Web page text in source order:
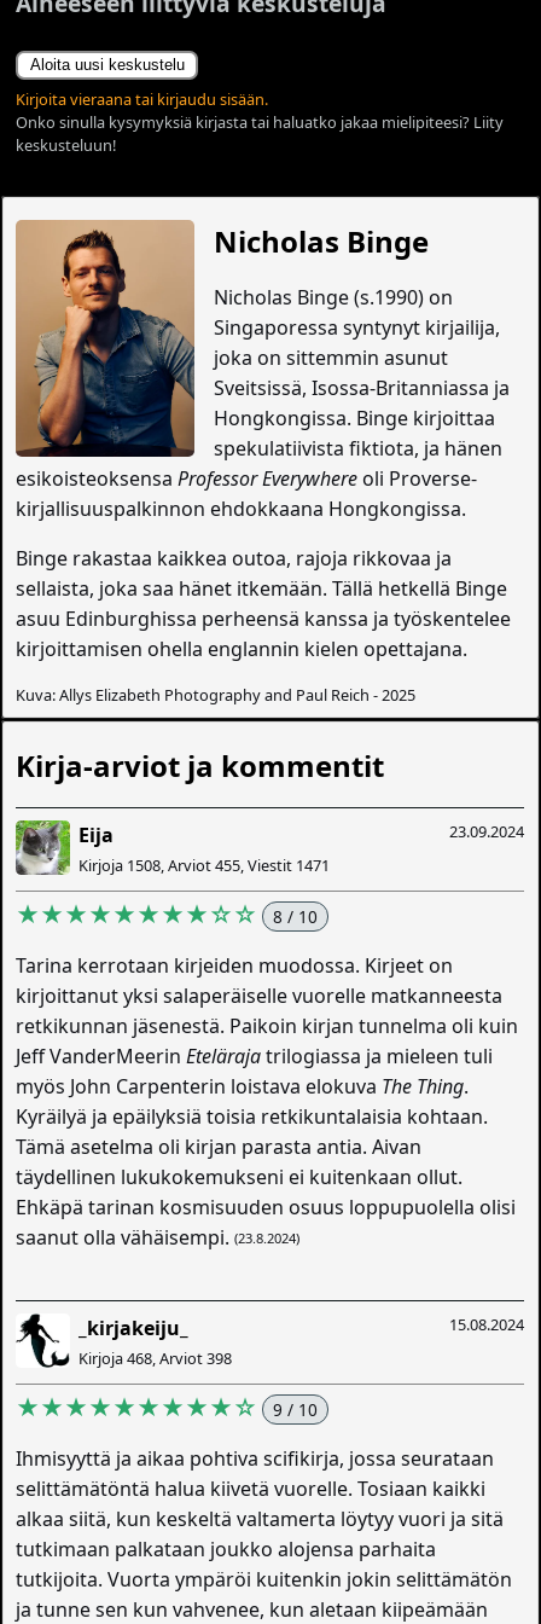
Aloita uusi keskustelu
Kirjoita vieraana tai kirjaudu sisään.
Onko sinulla kysymyksiä kirjasta tai haluatko jakaa mielipiteesi? Liity
keskusteluun!
Nicholas Binge
Nicholas Binge (s.1990) on
Singaporessa syntynyt kirjailija,
joka on sittemmin asunut
Sveitsissä, Isossa-Britanniassa ja
Hongkongissa. Binge kirjoittaa
spekulatiivista fiktiota, ja hänen
esikoisteoksensaProfessor Everywhereoli Proverse-
kirjallisuuspalkinnon ehdokkaana Hongkongissa.
Binge rakastaa kaikkea outoa, rajoja rikkovaa ja
sellaista, joka saa hänet itkemään. Tällä hetkellä Binge
asuu Edinburghissa perheensä kanssa ja työskentelee
kirjoittamisen ohella englannin kielen opettajana.
Kuva: Allys Elizabeth Photography and Paul Reich - 2025
Kirja-arviot ja kommentit
23.09.2024
Eija
Kirjoja 1508, Arviot 455, Viestit 1471
★★★★★★★★☆☆ 8 / 10
Tarina kerrotaan kirjeiden muodossa. Kirjeet on
kirjoittanut yksi salaperäiselle vuorelle matkanneesta
retkikunnan jäsenestä. Paikoin kirjan tunnelma oli kuin
Jeff VanderMeerinEtelärajatrilogiassa ja mieleen tuli
myös John Carpenterin loistava elokuva The Thing.
Kyräilyä ja epäilyksiä toisia retkikuntalaisia kohtaan.
Tämä asetelma oli kirjan parasta antia. Aivan
täydellinen lukukokemukseni ei kuitenkaan ollut.
Ehkäpä tarinan kosmisuuden osuus loppupuolella olisi
saanut olla vähäisempi.(23.8.2024)
15.08.2024
_kirjakeiju_
Kirjoja 468, Arviot 398
★★★★★★★★★☆ 9 / 10
Ihmisyyttä ja aikaa pohtiva scifikirja, jossa seurataan
selittämätöntä halua kiivetä vuorelle. Tosiaan kaikki
alkaa siitä, kun keskeltä valtamerta löytyy vuori ja sitä
tutkimaan palkataan joukko alojensa parhaita
tutkijoita. Vuorta ympäröi kuitenkin jokin selittämätön
ja tunne sen kun vahvenee, kun aletaan kiipeämään